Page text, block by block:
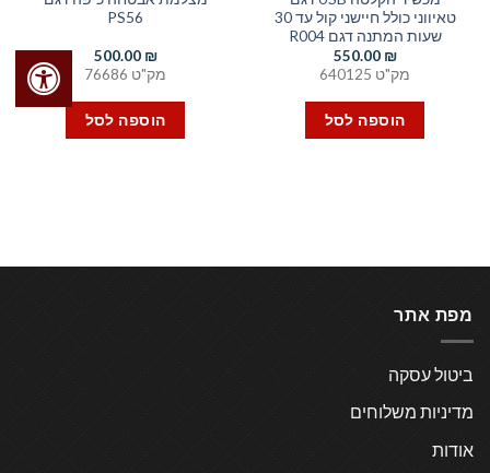
טאיווני כולל חיישני קול עד 30
שעות המתנה דגם R004
550.00 ₪
מק"ט 640125
הוספה לסל
PS56
500.00 ₪
מק"ט 76686
הוספה לסל
מפת אתר
ביטול עסקה
מדיניות משלוחים
אודות